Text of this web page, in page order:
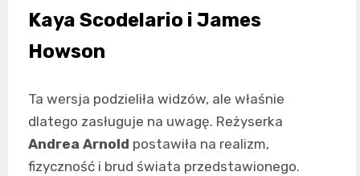
Kaya Scodelario i James
Howson
Ta wersja podzieliła widzów, ale właśnie
dlatego zasługuje na uwagę. Reżyserka
Andrea Arnold postawiła na realizm,
fizyczność i brud świata przedstawionego.